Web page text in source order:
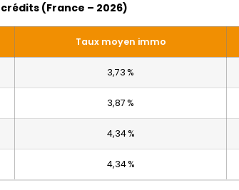
(France – 2026)
Taux moyen immo
3,73 %
3,87 %
4,34 %
4,34 %